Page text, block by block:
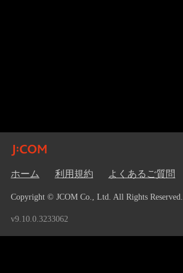
ホーム 利用規約 よくあるご質問
Copyright © JCOM Co., Ltd. All Rights Reserved.
v9.10.0.3233062